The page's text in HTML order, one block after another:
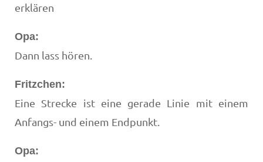
erklären
Opa:
Dann lass hören.
Fritzchen:
Eine Strecke ist eine gerade Linie mit einem
Anfangs- und einem Endpunkt.
Opa: